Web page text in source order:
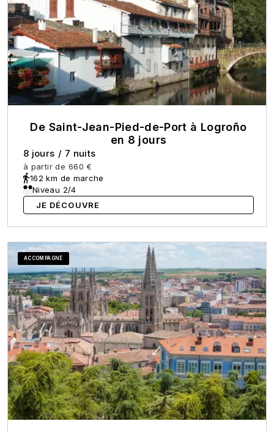
De Saint-Jean-Pied-de-Port à Logroño
en 8 jours
8 jours / 7 nuits
à partir de 660 €
162 km de marche
Niveau 2/4
JE DÉCOUVRE
ACCOMPAGNÉ